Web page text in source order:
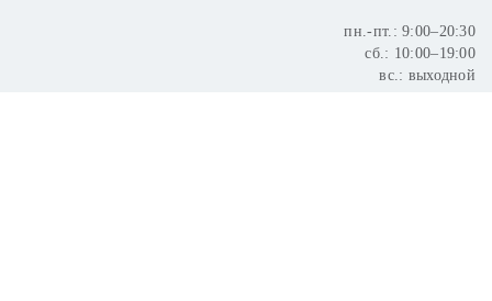
пн.-пт.: 9:00–20:30
сб.: 10:00–19:00
вс.: выходной